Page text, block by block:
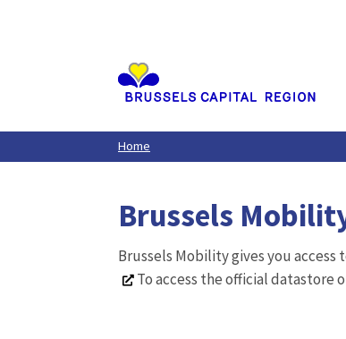
Home
Brussels
Brussels Mobility gives you
To access the official datastore